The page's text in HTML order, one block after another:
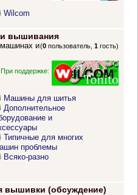
Wilcom
вышивания
(0 пользователь,1 гость)
и
При поддержке:
Машины для шитья
Дополнительное
и
Типичные для многих
проблемы
Всяко-разно
вышивки (обсуждение)